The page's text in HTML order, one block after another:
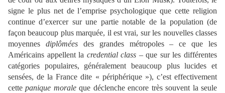
signe le plus net de l’emprise psychologique que cette religion
continue d’exercer sur une partie notable de la population (de
façon beaucoup plus marquée, il est vrai, sur les nouvelles classes
moyennes diplôméesdes grandes métropoles – ce que les
Américains appellent la credential class – que sur les différentes
catégories populaires, généralement beaucoup plus lucides et
sensées, de la France dite « périphérique »), c’est effectivement
cettepanique moraleque déclenche encore très souvent la seule